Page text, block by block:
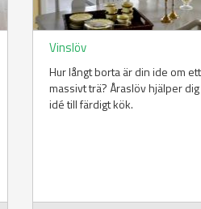
Vinslöv
Hur långt borta är din ide om
massivt trä? Åraslöv hjälper
idé till färdigt kök.